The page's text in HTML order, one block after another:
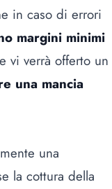
in caso di errori
margini minimi
vi verrà offerto un
una mancia
una
la cottura della